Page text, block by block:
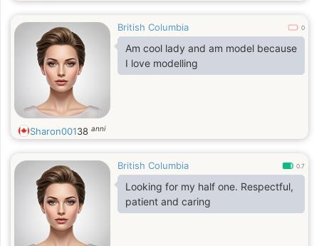
British Columbia 0
Am cool lady and am model because
I love modelling
Sharon00138 anni
British Columbia 0.7
Looking for my half one. Respectful,
patient and caring